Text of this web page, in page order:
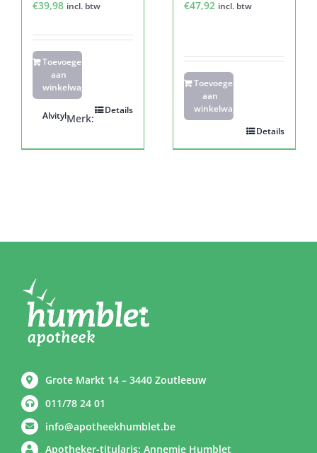
€39,98 incl. btw
Toevoegen
aan
winkelwagen
Details
Merk:
Alvityl
€47,92 incl. btw
Toevoegen
aan
winkelwagen
Details
Grote Markt 14 – 3440 Zoutleeuw
011/78 24 01
info@apotheekhumblet.be
Apotheker-titularis: Annemie Humblet